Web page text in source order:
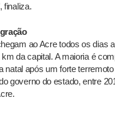
finaliza.
ao Acre todos os dias
da capital. A maioria é
natal após um forte
governo do estado, entre